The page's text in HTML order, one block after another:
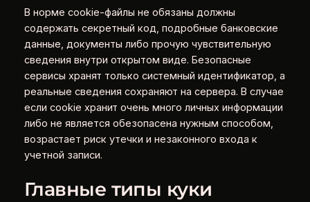
В норме cookie-файлы не обязаны должны
содержать секретный код, подробные банковские
данные, документы либо прочую чувствительную
сведения внутри открытом виде. Безопасные
сервисы хранят только системный идентификатор, а
реальные сведения сохраняют на сервера. В случае
если cookie хранит очень много личных информации
либо не является обезопасена нужным способом,
возрастает риск утечки и незаконного входа к
учетной записи.
Главные типы куки